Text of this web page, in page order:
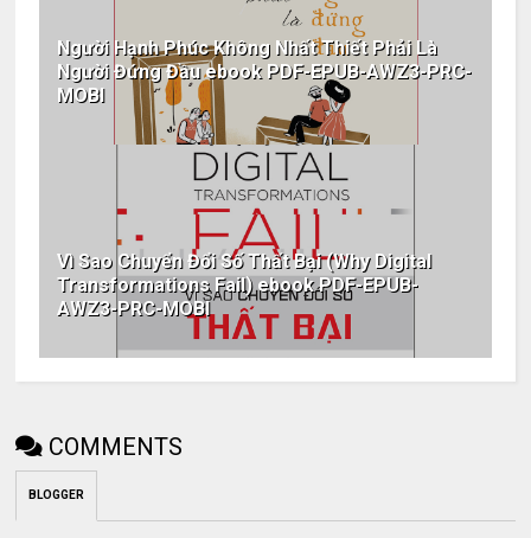
Người Hạnh Phúc Không Nhất Thiết Phải Là
Người Đứng Đầu ebook PDF-EPUB-AWZ3-PRC-
MOBI
Vì Sao Chuyển Đổi Số Thất Bại (Why Digital
Transformations Fail) ebook PDF-EPUB-
AWZ3-PRC-MOBI
COMMENTS
BLOGGER